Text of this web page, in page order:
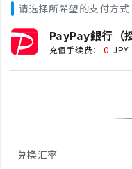
请选择所希望的支付方式
PayPay銀行（
充值手续费： 0 JPY
兑换汇率